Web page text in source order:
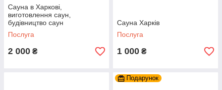
Сауна в Харкові,
виготовлення саун,
будівництво саун
Послуга
2 000 ₴
Сауна Харків
Послуга
1 000 ₴
Подарунок